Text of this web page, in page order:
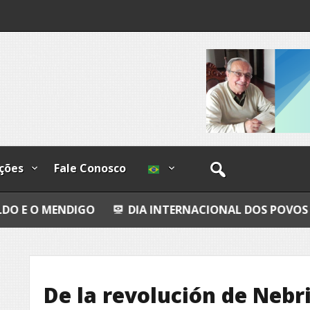
Fale Conosco
DIA INTERNACIONAL DOS POVOS INDÍGENAS
De la revolución de